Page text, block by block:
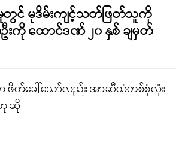
မှုတွင် မုဒိမ်းကျင့်သတ်ဖြတ်သူကို
ကို ထောင်ဒဏ် ၂၀ နှစ် ချမှတ်
ဖိတ်ခေါ်သော်လည်း အာဆီယံတစ်စုံလုံး
ဆို